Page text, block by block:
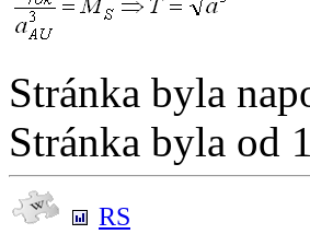
Stránka byla
Stránka byla od
RS